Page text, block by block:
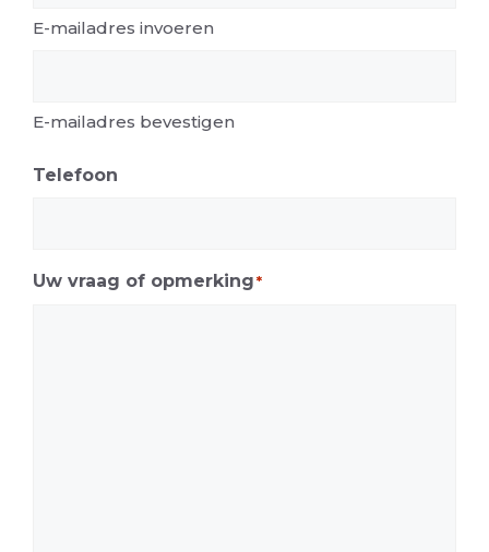
E-mailadres invoeren
E-mailadres bevestigen
Telefoon
Uw vraag of opmerking*